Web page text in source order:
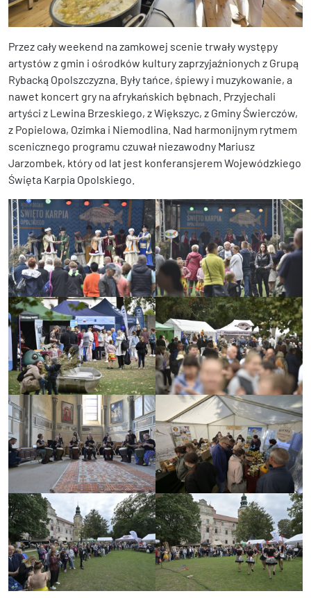
Przez cały weekend na zamkowej scenie trwały występy
artystów z gmin i ośrodków kultury zaprzyjaźnionych z Grupą
Rybacką Opolszczyzna. Były tańce, śpiewy i muzykowanie, a
nawet koncert gry na afrykańskich bębnach. Przyjechali
artyści z Lewina Brzeskiego, z Większyc, z Gminy Świerczów,
z Popielowa, Ozimka i Niemodlina. Nad harmonijnym rytmem
scenicznego programu czuwał niezawodny Mariusz
Jarzombek, który od lat jest konferansjerem Wojewódzkiego
Święta Karpia Opolskiego.